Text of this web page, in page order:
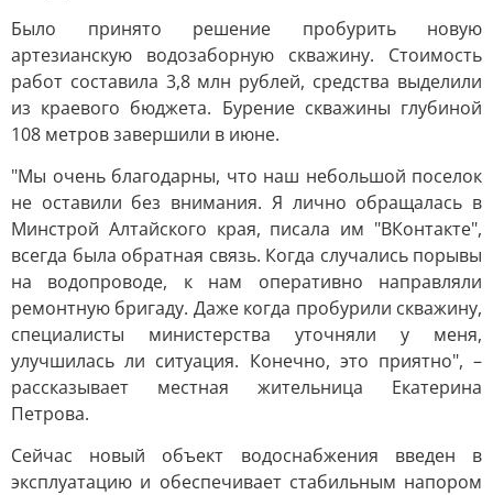
Было принято решение пробурить новую
артезианскую водозаборную скважину. Стоимость
работ составила 3,8 млн рублей, средства выделили
из краевого бюджета. Бурение скважины глубиной
108 метров завершили в июне.
"Мы очень благодарны, что наш небольшой поселок
не оставили без внимания. Я лично обращалась в
Минстрой Алтайского края, писала им "ВКонтакте",
всегда была обратная связь. Когда случались порывы
на водопроводе, к нам оперативно направляли
ремонтную бригаду. Даже когда пробурили скважину,
специалисты министерства уточняли у меня,
улучшилась ли ситуация. Конечно, это приятно", –
рассказывает местная жительница Екатерина
Петрова.
Сейчас новый объект водоснабжения введен в
эксплуатацию и обеспечивает стабильным напором